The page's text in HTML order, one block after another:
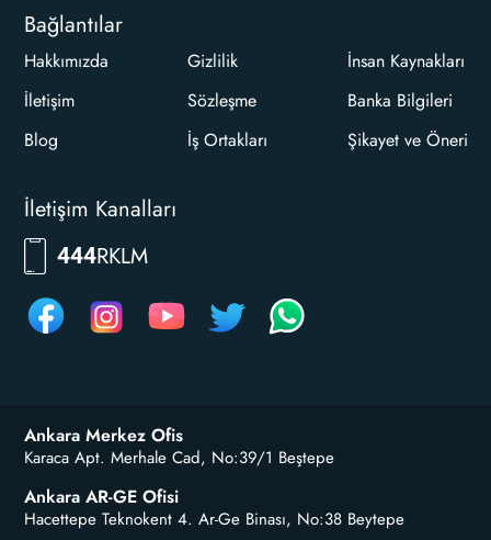
Bağlantılar
Hakkımızda
İletişim
Blog
Gizlilik
Sözleşme
İş Ortakları
İnsan Kaynakları
Banka Bilgileri
Şikayet ve Öneri
İletişim Kanalları
444RKLM
Ankara Merkez Ofis
Karaca Apt. Merhale Cad, No:39/1 Beştepe
Ankara AR-GE Ofisi
Hacettepe Teknokent 4. Ar-Ge Binası, No:38 Beytepe